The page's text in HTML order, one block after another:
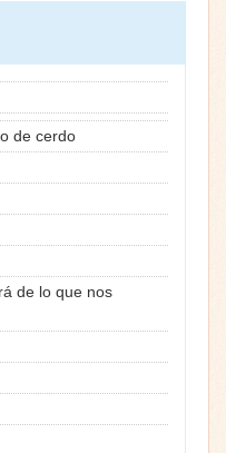
de cerdo
de lo que nos